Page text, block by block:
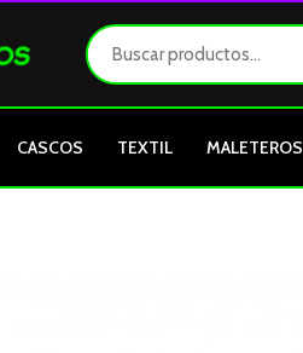
CASCOS TEXTIL MALETEROS